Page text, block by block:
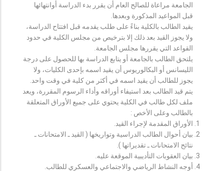
الجامعة مراعاة للصالح العام أن يقرر بدء الدراسة أوانتهائها
قبل المواعيد المذكورة وبعدها.
يقيد الطالب بالكلية بناءً على طلب يقدمه قبل افتتاح الدراسة،
ولا يجوز القيد بعد ذلك إلا بترخيص من مجلس الكلية في حدود
القواعد التي يقررها مجلس الجامعة.
يلتحق الطالب بالجامعة أو يتابع الدراسة بها للحصول على درجة
الليسانس أو البكالوريوس أن يقيد اسمه بإحدى الكليات، ولا
يجوز للطالب أن يقيد اسمه في أكثر من كلية في وقت واحد.
يتم قيد الطالب بعد استيفاء أوراقه وأداء الرسوم المقررة، ويعد
ملف لكل طالب في الكلية يحتوي على جميع الأوراق المتعلقة
بالطالب وعلى الأخص :
الأوراق المقدمة لإجراء القيد.
بيان أحوال الطالب الدراسية وتواريخها ( القيد ـ الامتحانات ـ
نتائح الامتحانات ـ تقديراتها ).
بيان العقوبات التأديبية الموقعة عليه.
أوجه النشاط الرياضي والاجتماعي والعسكري للطالب.